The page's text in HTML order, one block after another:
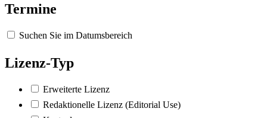
Termine
Suchen Sie im Datumsbereich
Lizenz-Typ
Erweiterte Lizenz
Redaktionelle Lizenz (Editorial Use)